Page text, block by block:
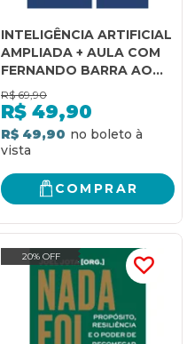
INTELIGÊNCIA ARTIFICIAL
AMPLIADA + AULA COM
FERNANDO BARRA AO
VIVO - PARE DE
PERGUNTAR, COMECE A
DELEGAR
R$ 69,90
R$ 49,90
R$ 49,90
COMPRAR
20% OFF